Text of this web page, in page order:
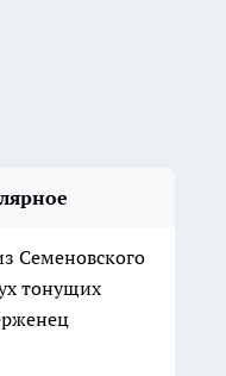
Семеновского
тонущих